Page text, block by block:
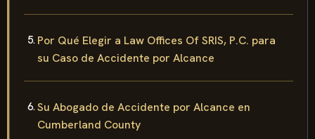
Por Qué Elegir a Law Offices Of SRIS, P.C. para
su Caso de Accidente por Alcance
Su Abogado de Accidente por Alcance en
Cumberland County